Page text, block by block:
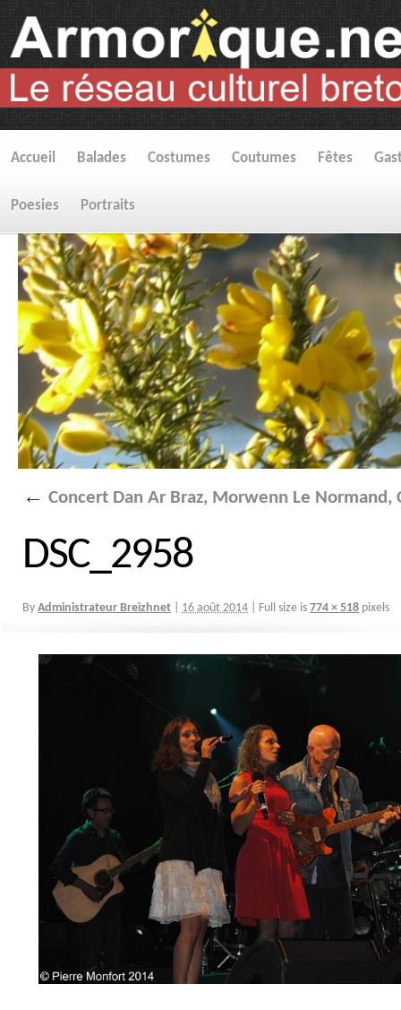
Accueil Balades Costumes Coutumes Fêtes
Poesies Portraits
← Concert Dan Ar Braz, Morwenn Le Normand,
DSC_2958
By Administrateur Breizhnet 16 août 2014 Full size is 774 × 518 pixels